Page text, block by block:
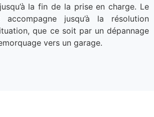
la fin de la prise en charge. Le
accompagne jusqu’à la résolution
que ce soit par un dépannage
vers un garage.